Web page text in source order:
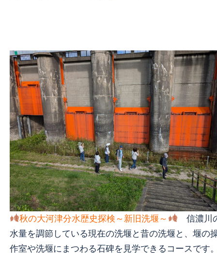
秋の大河津分水歴史探検～新旧洗堰～
信濃川
水量を調節している現在の洗堰と昔の洗堰と、堰の
作室や洗堰にまつわる石碑を見学できるコースです